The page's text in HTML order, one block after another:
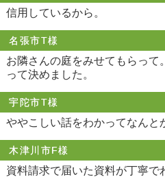
信用しているから。
名張市T様
お隣さんの庭をみせてもらって
って決めました。
宇陀市T様
ややこしい話をわかってなんと
木津川市F様
資料請求で届いた資料が丁寧で